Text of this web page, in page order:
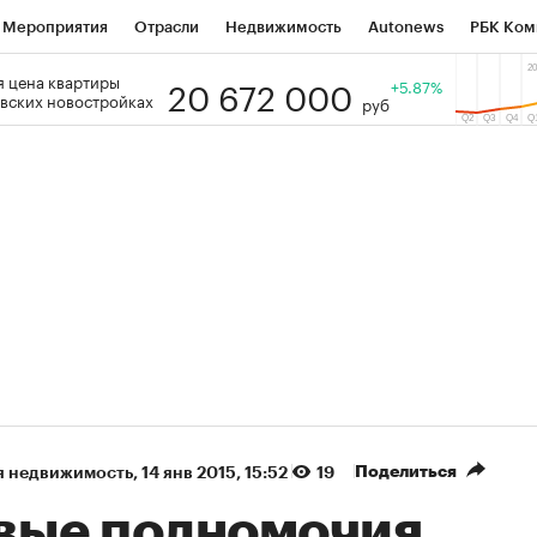
Мероприятия Отрасли Недвижимость Autonews РБК
РБК Образование Тренды
цена квартиры
новостройках
20 672 000 руб
+5.87%
недвижимость⁠, 14 янв 2015, 15:52 19 Поделиться